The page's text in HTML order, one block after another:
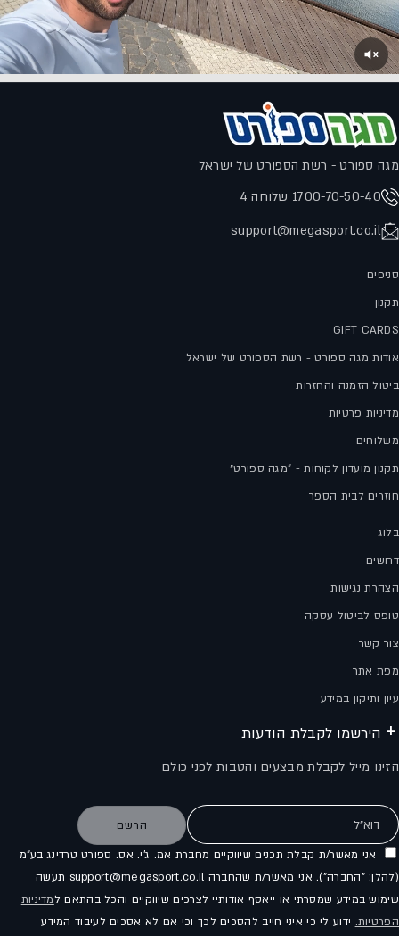
מגה ספורט - רשת הספורט של ישראל
1700-70-50-40 שלוחה 4
support@megasport.co.il
סניפים
תקנון
GIFT CARDS
אודות מגה ספורט - רשת הספורט של ישראל
ביטול הזמנה והחזרות
מדיניות פרטיות
משלוחים
תקנון מועדון לקוחות - "מגה ספורט״
חוזרים לבית הספר
בלוג
דרושים
הצהרת נגישות
טופס לביטול עסקה
צור קשר
מפת אתר
עיון ותיקון במידע
הירשמו לקבלת הודעות
הזינו מייל לקבלת מבצעים והטבות לפני כולם
דוא"ל הרשם
אני מאשר/ת קבלת תכנים שיווקיים מחברת אמ. ג'י. אס. ספורט טרדינג בע"מ
(להלן: "החברה"). אני מאשר/ת שהחברה support@megasport.co.il תעשה
שימוש במידע שמסרתי או ייאסף אודותיי לצרכים שיווקיים והכל בהתאם למדיניות
הפרטיות. ידוע לי כי איני חייב להסכים לכך וכי אם לא אסכים לעיבוד המידע